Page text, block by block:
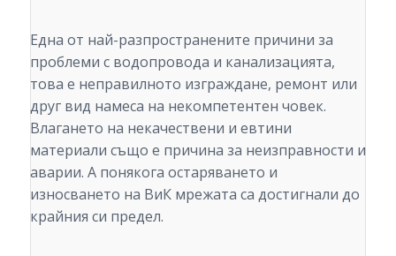
Една от най-разпространените причини за
проблеми с водопровода и канализацията,
това е неправилното изграждане, ремонт или
друг вид намеса на некомпетентен човек.
Влагането на некачествени и евтини
материали също е причина за неизправности и
аварии. А понякога остаряването и
износването на ВиК мрежата са достигнали до
крайния си предел.